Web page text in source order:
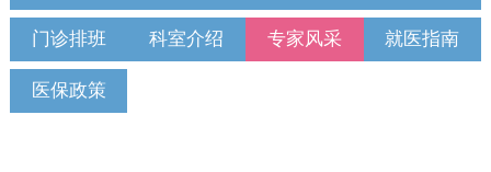
门诊排班 科室介绍 专家风采 就医指南
医保政策